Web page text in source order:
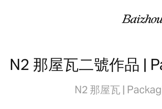
N2 那屋瓦二號作品 |
N2 那屋瓦 |